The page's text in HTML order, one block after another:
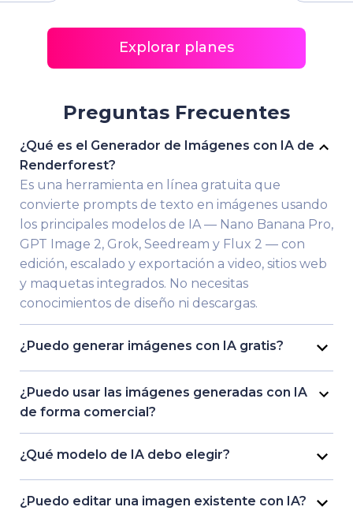
Explorar planes
Preguntas Frecuentes
¿Qué es el Generador de Imágenes con IA de
Renderforest?
Es una herramienta en línea gratuita que
convierte prompts de texto en imágenes usando
los principales modelos de IA — Nano Banana Pro,
GPT Image 2, Grok, Seedream y Flux 2 — con
edición, escalado y exportación a video, sitios web
y maquetas integrados. No necesitas
conocimientos de diseño ni descargas.
¿Puedo generar imágenes con IA gratis?
Sí. Renderforest te permite generar imágenes
gratis sin tarjeta de crédito. Las cuentas gratuitas
obtienen 10 créditos para generaciones en
HD/4K, exportación sin marca de agua y licencia
¿Puedo usar las imágenes generadas con IA
de forma comercial?
En los planes de pago de Renderforest, sí — tus
imágenes generadas incluyen una licencia
diferencia de las herramientas que etiquetan sus
¿Qué modelo de IA debo elegir?
Nano Banana Pro para fotorrealismo y personajes
consistentes, GPT Image 2 para diseños precisos y
¿Puedo editar una imagen existente con IA?